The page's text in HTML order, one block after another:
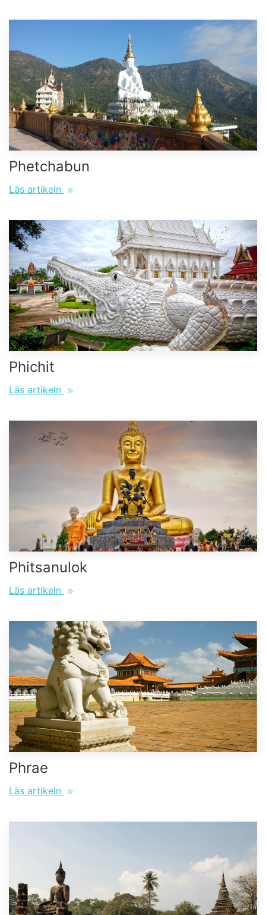
Phetchabun
Läs artikeln
Phichit
Läs artikeln
Phitsanulok
Läs artikeln
Phrae
Läs artikeln